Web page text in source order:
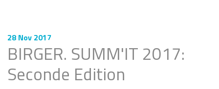
28 Nov 2017
BIRGER. SUMM'IT 2017:
Seconde Edition